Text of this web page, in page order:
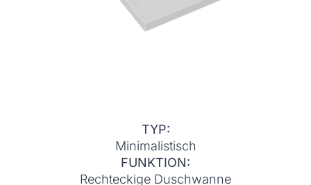
TYP:
Minimalistisch
FUNKTION:
Rechteckige Duschwanne